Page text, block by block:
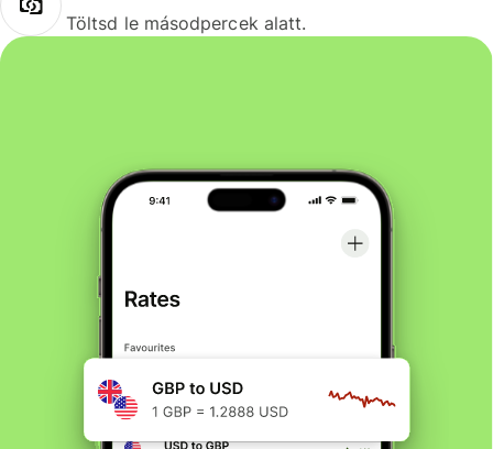
Töltsd le másodpercek alatt.